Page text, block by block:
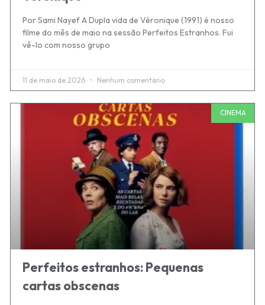
Por Sami Nayef A Dupla vida de Véronique (1991) é nosso
filme do mês de maio na sessão Perfeitos Estranhos. Fui
vê-lo com nosso grupo
11 de maio de 2026 Nenhum comentário
CINEMA
Perfeitos estranhos: Pequenas
cartas obscenas